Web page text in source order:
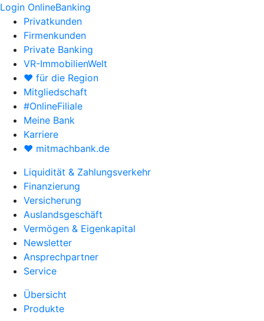
Login OnlineBanking
Privatkunden
Firmenkunden
Private Banking
VR-ImmobilienWelt
♥ für die Region
Mitgliedschaft
#OnlineFiliale
Meine Bank
Karriere
♥ mitmachbank.de
Liquidität & Zahlungsverkehr
Finanzierung
Versicherung
Auslandsgeschäft
Vermögen & Eigenkapital
Newsletter
Ansprechpartner
Service
Übersicht
Produkte